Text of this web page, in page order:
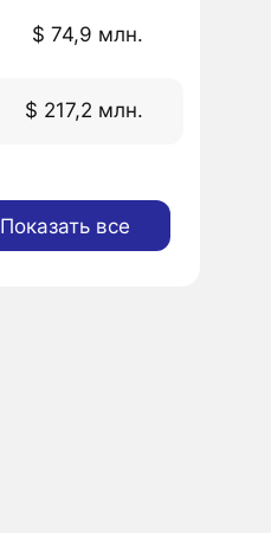
$ 74,9 млн.
$ 217,2 млн.
Показать все